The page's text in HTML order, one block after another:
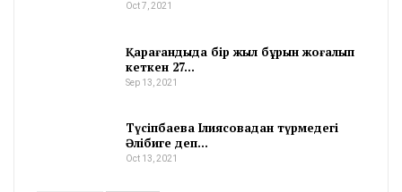
Oct 7, 2021
Қарағандыда бір жыл бұрын жоғалып
кеткен 27…
Sep 13, 2021
Түсіпбаева Ілиясовадан түрмедегі
Әлібиге деп…
Oct 13, 2021